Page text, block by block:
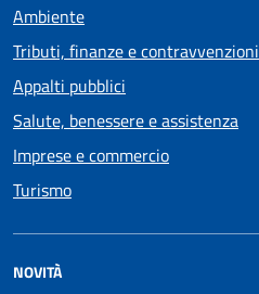
Ambiente
Tributi, finanze e contravvenzioni
Appalti pubblici
Salute, benessere e assistenza
Imprese e commercio
Turismo
NOVITÀ